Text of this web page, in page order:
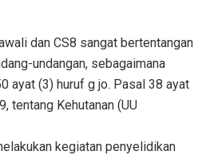
dan CS8 sangat bertentangan
undangan, sebagaimana
ayat (3) huruf g jo. Pasal 38 ayat
tentang Kehutanan (UU
kegiatan penyelidikan